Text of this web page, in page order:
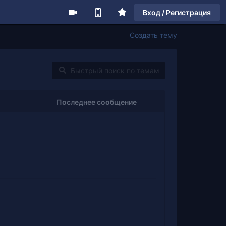
Вход / Регистрация
Создать тему
Последнее сообщение